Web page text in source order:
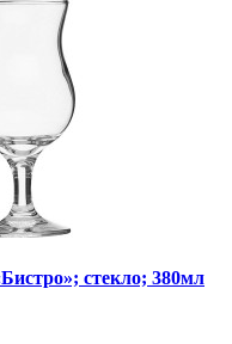
стекло; 380мл